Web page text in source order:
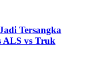
Tersangka
ALS vs Truk